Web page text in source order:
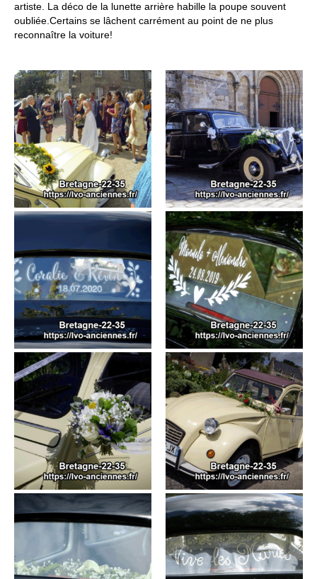
artiste. La déco de la lunette arrière habille la poupe souvent
oubliée.Certains se lâchent carrément au point de ne plus
reconnaître la voiture!